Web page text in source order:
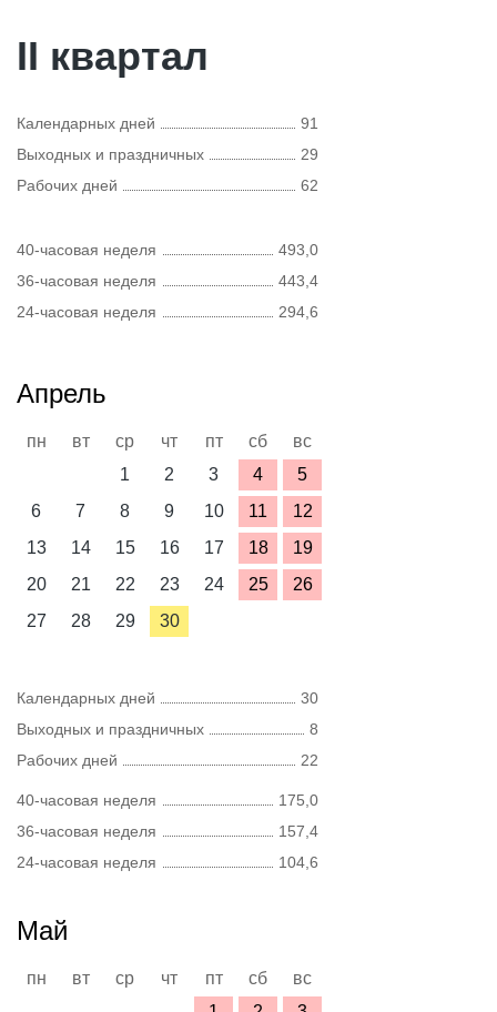
II квартал
Календарных дней
91
Выходных и праздничных
29
Рабочих дней
62
40-часовая неделя
493,0
36-часовая неделя
443,4
24-часовая неделя
294,6
Апрель
пн вт ср чт пт сб
вс
1
2 3 4
5
6
7 8 9 10 11
12
13
14 15 16 17 18
19
20
21 22 23 24 25
26
27
28 29 30
Календарных дней
30
Выходных и праздничных
8
Рабочих дней
22
40-часовая неделя
175,0
36-часовая неделя
157,4
24-часовая неделя
104,6
Май
пн вт ср чт пт сб
вс